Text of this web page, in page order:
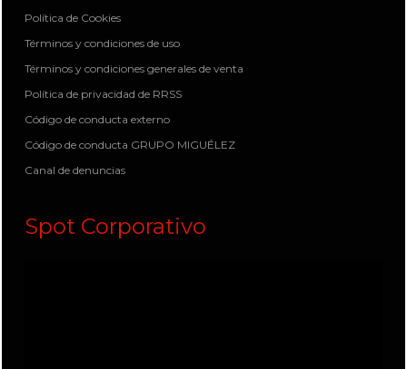
Política de Cookies
Términos y condiciones de uso
Términos y condiciones generales de venta
Política de privacidad de RRSS
Código de conducta externo
Código de conducta GRUPO MIGUÉLEZ
Canal de denuncias
Spot Corporativo